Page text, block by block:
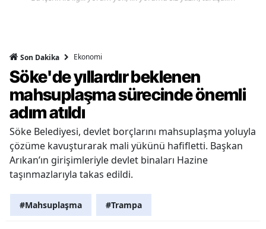
Son Dakika Ekonomi
Söke'de yıllardır beklenen
mahsuplaşma sürecinde önemli
adım atıldı
Söke Belediyesi, devlet borçlarını mahsuplaşma yoluyla
çözüme kavuşturarak mali yükünü hafifletti. Başkan
Arıkan’ın girişimleriyle devlet binaları Hazine
taşınmazlarıyla takas edildi.
#Mahsuplaşma #Trampa